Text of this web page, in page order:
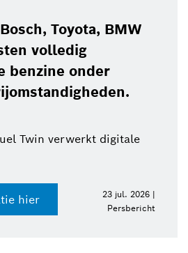
Toyota, BMW
volledig
benzine onder
Twin verwerkt digitale
hier
23 jul. 2026 |
Persbericht